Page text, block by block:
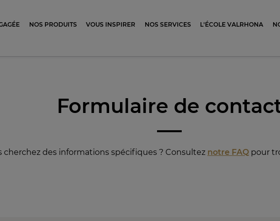
du chocolat
NOS PRODUITS VOUS INSPIRER NOS SERVICES L'ÉCOLE VALRHONA
Formulaire de
cherchez des informations spécifiques ? Consultez notre FAQ pour